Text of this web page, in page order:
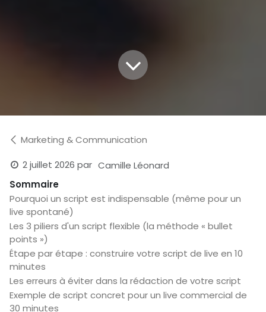
Marketing & Communication
2 juillet 2026 par Camille Léonard
Sommaire
Pourquoi un script est indispensable (même pour un
live spontané)
Les 3 piliers d'un script flexible (la méthode « bullet
points »)
Étape par étape : construire votre script de live en 10
minutes
Les erreurs à éviter dans la rédaction de votre script
Exemple de script concret pour un live commercial de
30 minutes